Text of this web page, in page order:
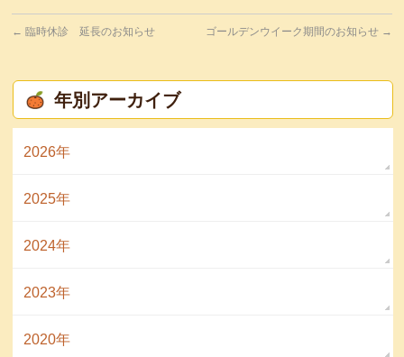
← 臨時休診 延長のお知らせ ゴールデンウイーク期間のお知らせ →
年別アーカイブ
2026年
2025年
2024年
2023年
2020年